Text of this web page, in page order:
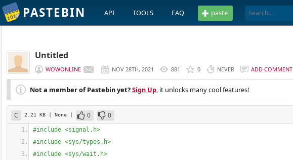
PASTEBIN API TOOLS FAQ paste
Untitled
WOWONLINE NOV 28TH, 2021 881 0 NEVER ADD COMMENT
Not a member of Pastebin yet?Sign Up, it unlocks many cool features!
C 2.21 KB | None | 0 0
#include <signal.h>
#include <sys/types.h>
#include <sys/wait.h>